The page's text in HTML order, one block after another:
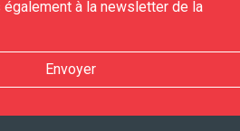
à la newsletter de la